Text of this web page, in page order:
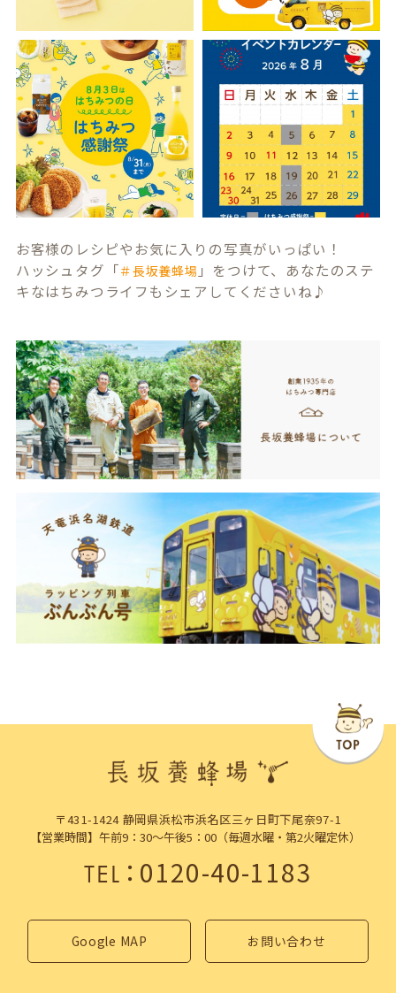
お客様のレシピやお気に入りの写真がいっぱい！
ハッシュタグ「＃長坂養蜂場 」をつけて、あなたのステ
キなはちみつライフもシェアしてくださいね♪
〒431-1424 静岡県浜松市浜名区三ヶ日町下尾奈97-1
【営業時間】午前9：30～午後5：00（毎週水曜・第2火曜定休）
TEL：0120-40-1183
Google MAP お問い合わせ